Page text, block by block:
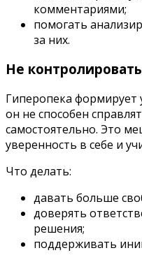
комментариями;
помогать
за них.
Не
Гиперопека
он не способен
самостоятельно. Это
уверенность в себе и
Что делать:
давать больше
доверять
решения;
поддерживать